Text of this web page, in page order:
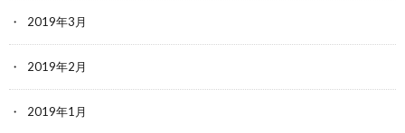
2019年3月
2019年2月
2019年1月